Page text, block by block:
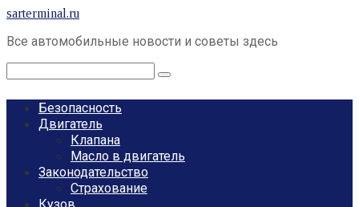
Перейти
контенту
sarterminal.ru
Все автомобильные новости и советы здесь
Поиск:
Безопасность
Двигатель
Клапана
Масло в двигатель
Законодательство
Страхование